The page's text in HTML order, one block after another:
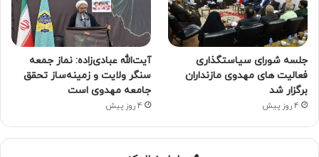
جلسه شورای سیاستگذاری
فعالیت های مهدوی مازنداران
برگزار شد
4 روز پیش
آیت‌الله عبادی‌زاده: نماز جمعه
سنگر ولایت و زمینه‌ساز تحقق
جامعه مهدوی است
4 روز پیش